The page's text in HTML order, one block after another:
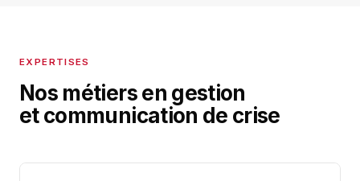
EXPERTISES
Nos métiers en gestion
et communication de crise